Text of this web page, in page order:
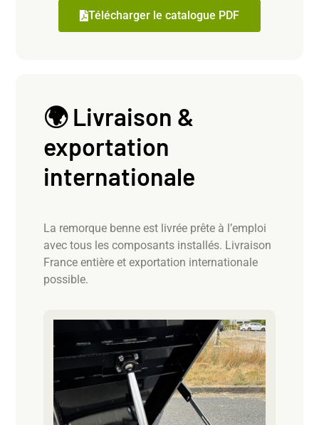
Télécharger le catalogue PDF
🌍 Livraison &
exportation
internationale
La remorque benne est livrée prête à l’emploi
avec tous les composants installés. Livraison
France entière et exportation internationale
possible.